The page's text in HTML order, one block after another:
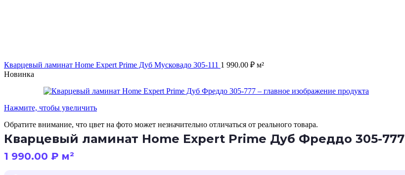
Кварцевый ламинат Home Expert Prime Дуб Мусковадо 305-111 1 990.00 ₽ м²
Новинка
Нажмите, чтобы увеличить
Обратите внимание, что цвет на фото может незначительно отличаться от реального товара.
Кварцевый ламинат Home Expert Prime Дуб Фреддо 305-777
1 990.00 ₽ м²